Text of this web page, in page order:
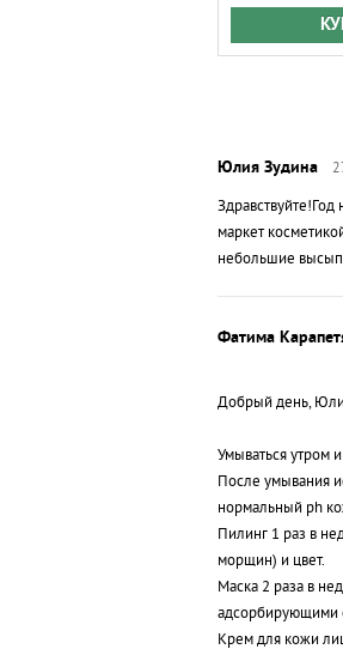
маркет
небольшие
Добрый день,
Умываться утром
После умывания
нормальный ph
Пилинг 1 раз в
морщин) и цвет.
Маска 2 раза в
адсорбирующими
Крем для кожи